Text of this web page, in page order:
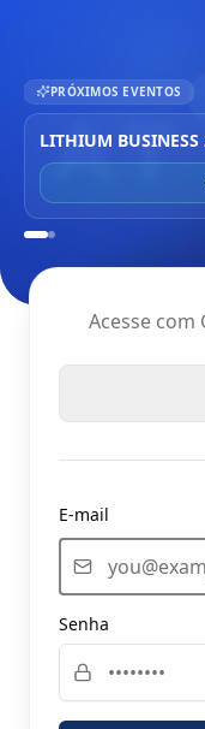
PRÓXIMOS EVENTOS
LITHIUM BUSINESS
Acesse
E-mail
Senha